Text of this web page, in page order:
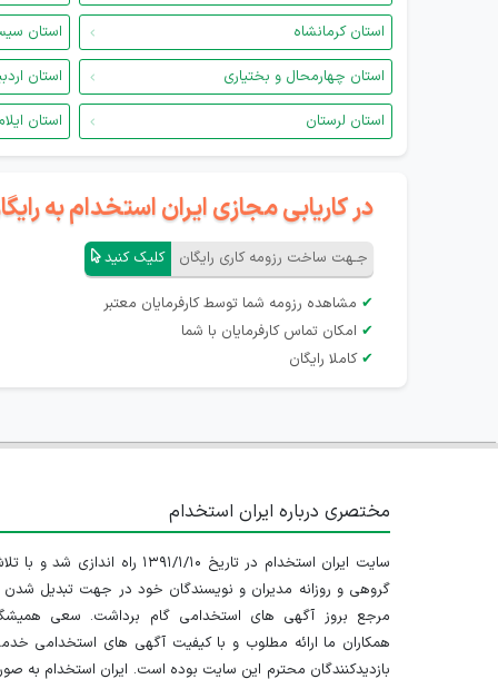
استان کرمانشاه
استان
استان چهارمحال و بختیاری
استان
استان لرستان
استان
در کاریابی مجازی ایران استخدام به
جـهت ساخت رزومه کاری رایگان کلیک کنید
✔ مشاهده رزومه شما توسط کارفرمایان معتبر
✔ امکان تماس کارفرمایان با شما
✔ کاملا رایگان
مختصری درباره ایران استخدام
سایت ایران استخدام در تاریخ ۱۳۹۱/۱/۱۰ راه اندازی شد و
گروهی و روزانه مدیران و نویسندگان خود در جهت تبدیل شدن
مرجع بروز آگهی های استخدامی گام برداشت. سعی
همکاران ما ارائه مطلوب و با کیفیت آگهی های استخدامی
بازدیدکنندگان محترم این سایت بوده است. ایران استخدام به